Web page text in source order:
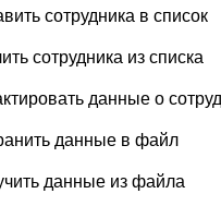
сотрудника в список
сотрудника из списка
данные о
данные в файл
данные из файла